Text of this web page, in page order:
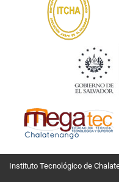
Instituto Tecnológico de